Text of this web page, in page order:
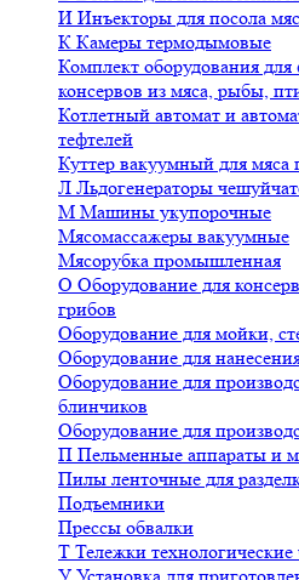
И Инъекторы для посола
К Камеры термодымовые
Комплект оборудования
консервов из мяса, рыбы,
Котлетный автомат и
тефтелей
Куттер вакуумный для
Л Льдогенераторы
М Машины укупорочные
Мясомассажеры вакуумные
Мясорубка промышленная
О Оборудование для
грибов
Оборудование для мойки,
Оборудование для
Оборудование для
блинчиков
Оборудование для
П Пельменные аппараты и
Пилы ленточные для
Подъемники
Прессы обвалки
Т Тележки